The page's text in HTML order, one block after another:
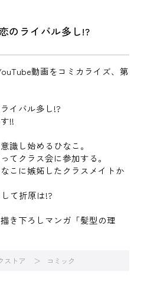
のライバル多し!?
動画をコミカライズ、第
イバル多し!?
!!
識し始めるひなこ。
てクラス会に参加する。
こに嫉妬したクラスメイトか
て折原は!?
き下ろしマンガ「髪型の理
ストア コミック